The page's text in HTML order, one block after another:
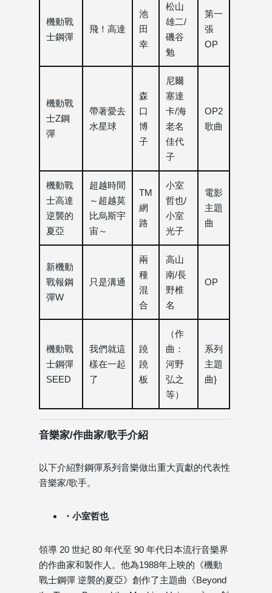
機動戰
士鋼彈
飛！高達
池
田
幸
松山
雄二/
磯谷
勉
第一
張
OP
機動戰
士Z鋼
彈
帶著愛去
水星球
森
口
博
子
尼爾
塞達
卡/海
老名
佳代
子
OP2
歌曲
機動戰
士高達
逆襲的
夏亞
超越時間
～超越莫
比烏斯宇
宙～
TM
網
路
小室
哲也/
小室
光子
電影
主題
曲
新機動
戰報鋼
彈W
只是溝通
兩
種
混
合
高山
南/長
野椎
名
OP
機動戰
士鋼彈
SEED
我們就這
樣在一起
了
蹺
蹺
板
（作
曲：
河野
弘之
等）
系列
主題
曲}
音樂家/作曲家/歌手介紹
以下介紹對鋼彈系列音樂做出重大貢獻的代表性
音樂家/歌手。
・小室哲也
領導 20 世紀 80 年代至 90 年代日本流行音樂界
的作曲家和製作人。他為1988年上映的《機動
戰士鋼彈 逆襲的夏亞》創作了主題曲《Beyond